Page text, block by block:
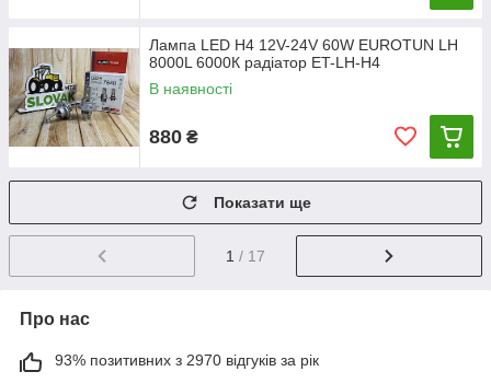
Лампа LED H4 12V-24V 60W EUROTUN LH
8000L 6000К радіатор ET-LH-H4
В наявності
880 ₴
Показати ще
1 / 17
Про нас
93% позитивних з 2970 відгуків за рік